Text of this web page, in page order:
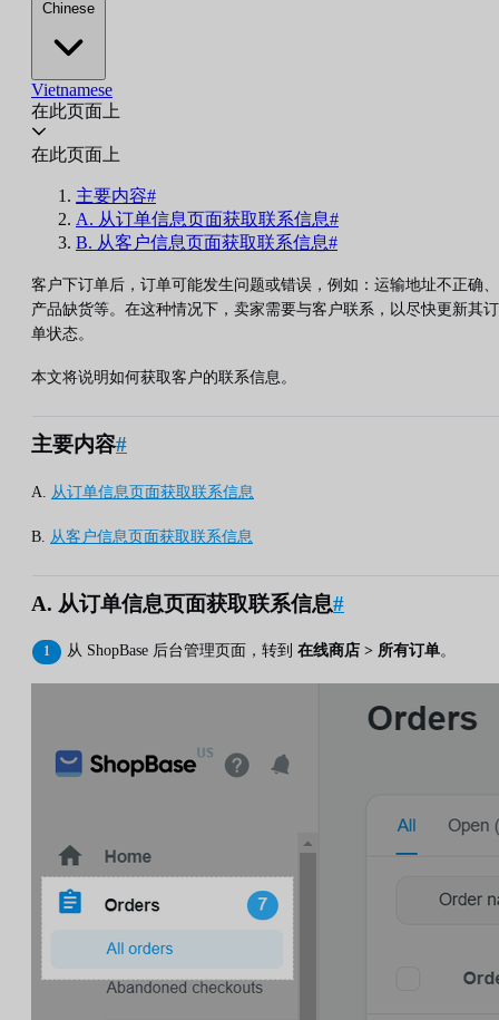
Chinese
Vietnamese
在此页面上
在此页面上
主要内容#
A. 从订单信息页面获取联系信息#
B. 从客户信息页面获取联系信息#
客户下订单后，订单可能发生问题或错误，例如：运输地址不正确、
产品缺货等。在这种情况下，卖家需要与客户联系，以尽快更新其订
单状态。
本文将说明如何获取客户的联系信息。
主要内容#
A. 从订单信息页面获取联系信息
B. 从客户信息页面获取联系信息
A. 从订单信息页面获取联系信息#
从 ShopBase 后台管理页面，转到 在线商店 > 所有订单。